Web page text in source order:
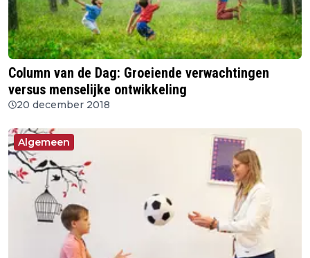
Column van de Dag: Groeiende verwachtingen
versus menselijke ontwikkeling
20 december 2018
Algemeen